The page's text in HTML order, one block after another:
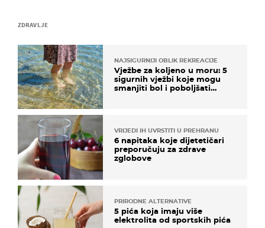
ZDRAVLJE
NAJSIGURNIJI OBLIK REKREACIJE
Vježbe za koljeno u moru: 5
sigurnih vježbi koje mogu
smanjiti bol i poboljšati
VRIJEDI IH UVRSTITI U PREHRANU
6 napitaka koje dijetetičari
preporučuju za zdrave
zglobove
PRIRODNE ALTERNATIVE
5 pića koja imaju više
elektrolita od sportskih pića